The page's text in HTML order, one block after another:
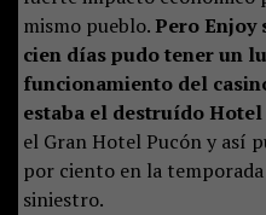
mismo pueblo. Pero Enjoy
cien días pudo tener un
funcionamiento del
estaba el destruído
el Gran Hotel Pucón y así
por ciento en la
siniestro.